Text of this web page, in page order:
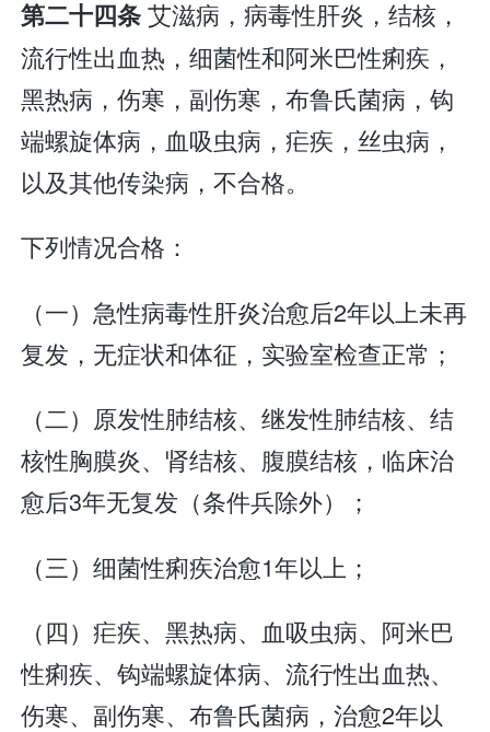
第二十四条艾滋病，病毒性肝炎，结核，
流行性出血热，细菌性和阿米巴性痢疾，
黑热病，伤寒，副伤寒，布鲁氏菌病，钩
端螺旋体病，血吸虫病，疟疾，丝虫病，
以及其他传染病，不合格。
下列情况合格：
（一）急性病毒性肝炎治愈后2年以上未再
复发，无症状和体征，实验室检查正常；
（二）原发性肺结核、继发性肺结核、结
核性胸膜炎、肾结核、腹膜结核，临床治
愈后3年无复发（条件兵除外）；
（三）细菌性痢疾治愈1年以上；
（四）疟疾、黑热病、血吸虫病、阿米巴
性痢疾、钩端螺旋体病、流行性出血热、
伤寒、副伤寒、布鲁氏菌病，治愈2年以